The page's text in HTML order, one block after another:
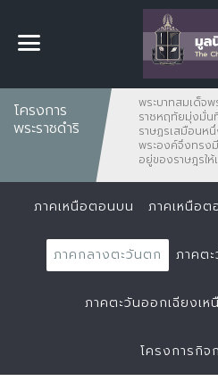
โครงการ
พระราชดำริ
พระบาทสมเด็จ
ราชหฤทัยมุ่งมั่น
ราษฏรเสมือนห
พระองค์จึงทรง
อยู่ของราษฎรใ
ภาคเหนือตอนบน ภาคเหนือต
ภาคกลางตะวันตก ภาคต
ภาคตะวันออกเฉียงเ
โครงการกิจ